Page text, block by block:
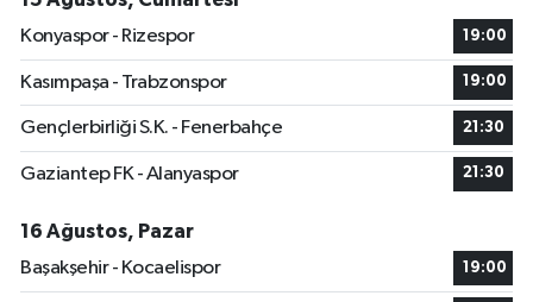
Konyaspor - Rizespor
19:00
Kasımpaşa - Trabzonspor 19:00
Gençlerbirliği S.K. - Fenerbahçe 21:30
Gaziantep FK - Alanyaspor 21:30
16 Ağustos, Pazar
Başakşehir - Kocaelispor
19:00